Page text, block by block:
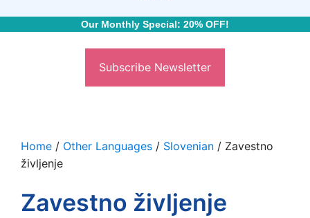
Our Monthly Special: 20% OFF!
Subscribe Newsletter
Home / Other Languages / Slovenian / Zavestno
življenje
Zavestno življenje